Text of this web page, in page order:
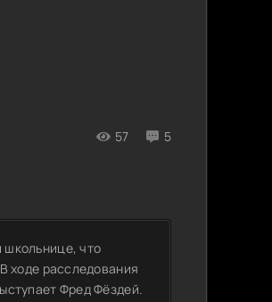
57 5
школьнице, что
ходе расследования
Фред Фёздей.